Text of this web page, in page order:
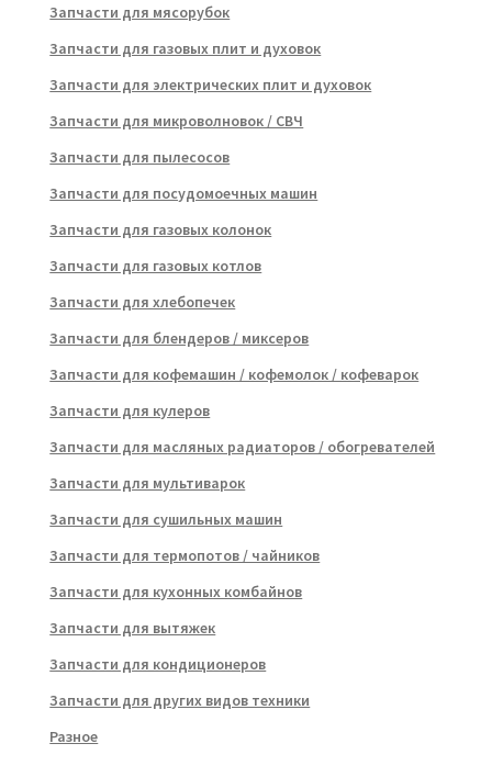
Запчасти для мясорубок
Запчасти для газовых плит и духовок
Запчасти для электрических плит и духовок
Запчасти для микроволновок / СВЧ
Запчасти для пылесосов
Запчасти для посудомоечных машин
Запчасти для газовых колонок
Запчасти для газовых котлов
Запчасти для хлебопечек
Запчасти для блендеров / миксеров
Запчасти для кофемашин / кофемолок / кофеварок
Запчасти для кулеров
Запчасти для масляных радиаторов / обогревателей
Запчасти для мультиварок
Запчасти для сушильных машин
Запчасти для термопотов / чайников
Запчасти для кухонных комбайнов
Запчасти для вытяжек
Запчасти для кондиционеров
Запчасти для других видов техники
Разное